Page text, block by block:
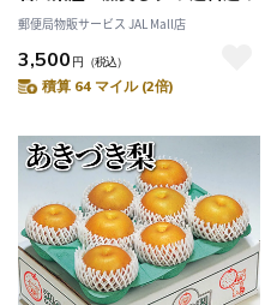
郵便局物販サービス JAL Mall店
3,500 円 （税込）
積算 64 マイル (2倍)